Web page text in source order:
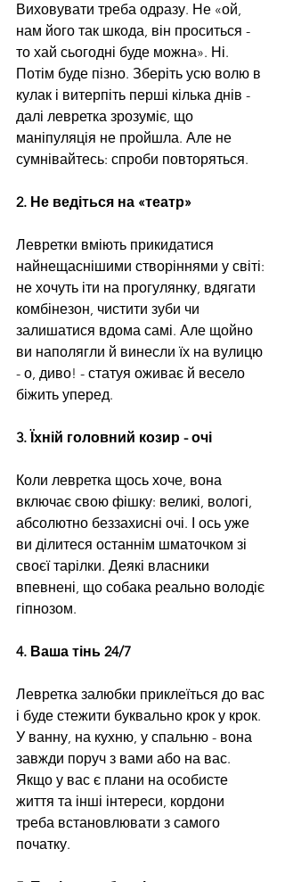
Виховувати треба одразу. Не «ой,
нам його так шкода, він проситься -
то хай сьогодні буде можна». Ні.
Потім буде пізно. Зберіть усю волю в
кулак і витерпіть перші кілька днів -
далі левретка зрозуміє, що
маніпуляція не пройшла. Але не
сумнівайтесь: спроби повторяться.
2. Не ведіться на «театр»
Левретки вміють прикидатися
найнещаснішими створіннями у світі:
не хочуть іти на прогулянку, вдягати
комбінезон, чистити зуби чи
залишатися вдома самі. Але щойно
ви наполягли й винесли їх на вулицю
- о, диво! - статуя оживає й весело
біжить уперед.
3. Їхній головний козир - очі
Коли левретка щось хоче, вона
включає свою фішку: великі, вологі,
абсолютно беззахисні очі. І ось уже
ви ділитеся останнім шматочком зі
своєї тарілки. Деякі власники
впевнені, що собака реально володіє
гіпнозом.
4. Ваша тінь 24/7
Левретка залюбки приклеїться до вас
і буде стежити буквально крок у крок.
У ванну, на кухню, у спальню - вона
завжди поруч з вами або на вас.
Якщо у вас є плани на особисте
життя та інші інтереси, кордони
треба встановлювати з самого
початку.